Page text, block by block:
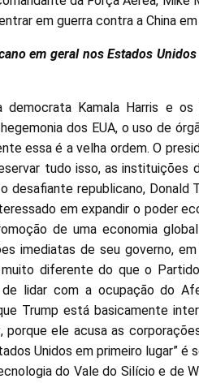
em guerra contra a China
em geral nos Estados
Kamala Harris e
dos EUA, o uso de
essa é a velha ordem. O
tudo isso, as instituições
republicano, Donald
em expandir o poder
de uma economia
imediatas de seu governo,
diferente do que o
lidar com a ocupação do
Trump está basicamente
, porque ele acusa as
Unidos em primeiro lugar” é
do Vale do Silício e de